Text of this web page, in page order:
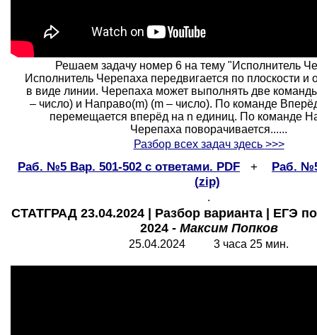
Решаем задачу номер 6 на тему "Исполнитель
Исполнитель Черепаха передвигается по плоскости и
в виде линии. Черепаха может выполнять две
– число) и Направо(m) (m – число). По команде
перемещается вперёд на n единиц. По команде
Черепаха поворачивается......
Разбор всех задач здесь >>>
Раб. №5 Вар. 501-502 с ответами. PDF +
Раб.
(zip)
.
СТАТГРАД 23.04.2024 | Разбор варианта | ЕГЭ
2024 - Максим Попков
25.04.2024 3 часа 25 мин.